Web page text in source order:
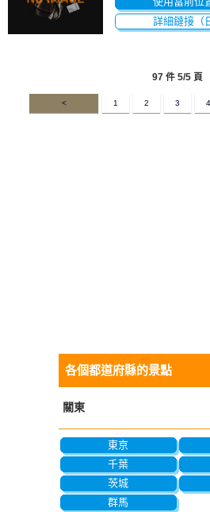
詳細鏈接（
97 件 5/5 頁
< 1 2 3 4
各個都道府縣的景點
關東
東京
千葉
茨城
群馬